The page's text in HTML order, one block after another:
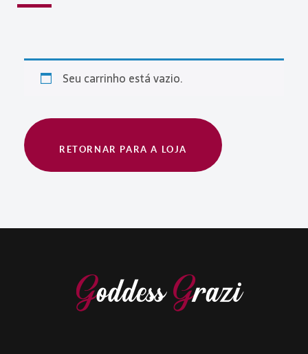
Seu carrinho está vazio.
RETORNAR PARA A LOJA